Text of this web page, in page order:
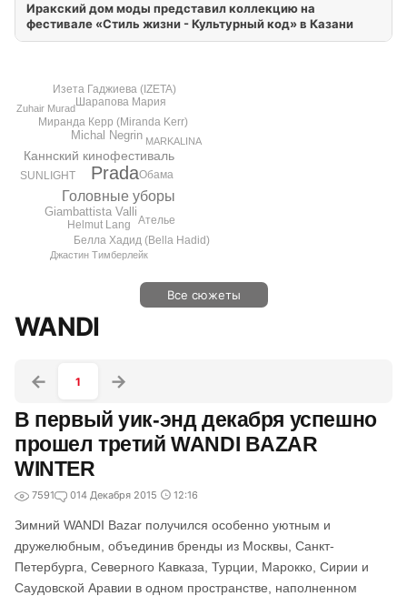
Иракский дом моды представил коллекцию на
фестивале «Стиль жизни - Культурный код» в Казани
Prada
Головные уборы
Каннский кинофестиваль
Michal Negrin
Giambattista Valli
Обама
Миранда Керр (Miranda Kerr)
SUNLIGHT
Helmut Lang
Белла Хадид (Bella Hadid)
Шарапова Мария
Ателье
Изета Гаджиева (IZETA)
Джастин Тимберлейк
Zuhair Murad
MARKALINA
Все сюжеты
WANDI
1
В первый уик-энд декабря успешно
прошел третий WANDI BAZAR
WINTER
7591 014 Декабря 2015 12:16
Зимний WANDI Bazar получился особенно уютным и
дружелюбным, объединив бренды из Москвы, Санкт-
Петербурга, Северного Кавказа, Турции, Марокко, Сирии и
Саудовской Аравии в одном пространстве, наполненном